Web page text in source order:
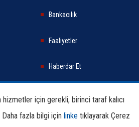
Bankacılık
Faaliyetler
Haberdar Et
İletişim Bilgileri
için gerekli, birinci taraf kalıcı
Daha fazla bilgi için linke tıklayarak Çerez